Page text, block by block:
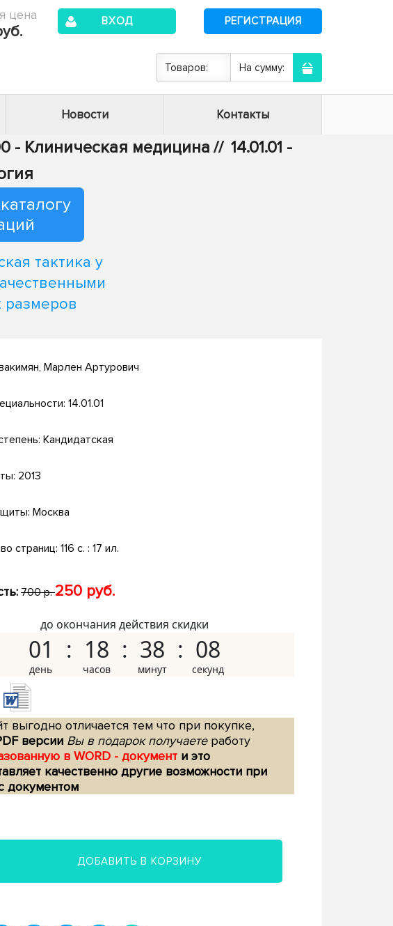
цена ВХОД РЕГИСТРАЦИЯ
Товаров: На сумму:
Новости Контакты
- Клиническая медицина // 14.01.01 -
тактика у
размеров
Марлен Артурович
14.01.01
Кандидатская
2013
Москва
страниц: 116 с. : 17 ил.
700 р.250 руб.
до окончания действия скидки
01 18 38 07
выгодно отличается тем что при покупке,
версии Вы в подарок получаетеработу
в WORD - документ и это
качественно другие возможности при
документом
ДОБАВИТЬ В КОРЗИНУ